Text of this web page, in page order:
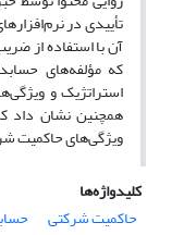
آن با استفاده از
که مؤلفه‌های
استراتژیک و
همچنین نشان داد
ویژگی‌های حاکمیت
کلیدواژه‌ها
حاکمیت شرکتی